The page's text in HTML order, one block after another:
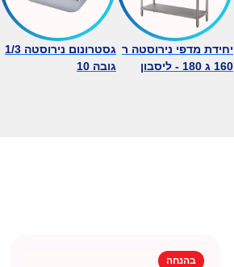
יחידת מדפי נירוסטה ר
160 ג 180 - ליסבון
גסטרונום נירוסטה 1/3
גובה 10
בהנחה